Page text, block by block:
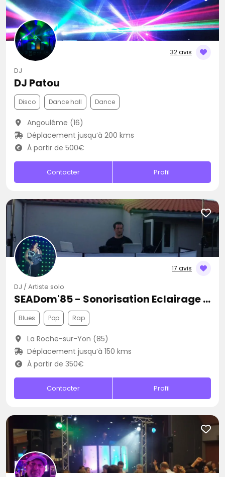
32 avis
DJ
DJ Patou
Disco Dance hall Dance
Angoulême (16)
Déplacement jusqu’à 200 kms
À partir de 500€
Contacter Profil
17 avis
DJ / Artiste solo
SEADom'85 - Sonorisation Eclairage et Animation d'événements
Blues Pop Rap
La Roche-sur-Yon (85)
Déplacement jusqu’à 150 kms
À partir de 350€
Contacter Profil